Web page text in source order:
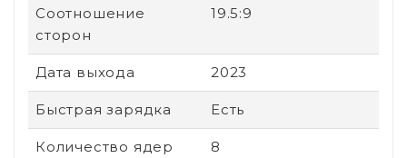
Соотношение
сторон
19.5:9
Дата выхода 2023
Быстрая зарядка Есть
Количество ядер
8